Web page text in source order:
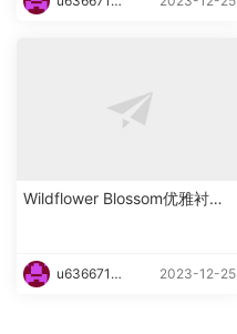
Wildflower Blossom优雅衬线
u6366719
2023-12-25